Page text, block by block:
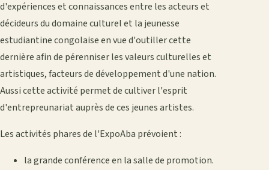
d'expériences et connaissances entre les acteurs et
décideurs du domaine culturel et la jeunesse
estudiantine congolaise en vue d'outiller cette
dernière afin de pérenniser les valeurs culturelles et
artistiques, facteurs de développement d'une nation.
Aussi cette activité permet de cultiver l'esprit
d'entrepreunariat auprès de ces jeunes artistes.
Les activités phares de l'ExpoAba prévoient :
la grande conférence en la salle de promotion.